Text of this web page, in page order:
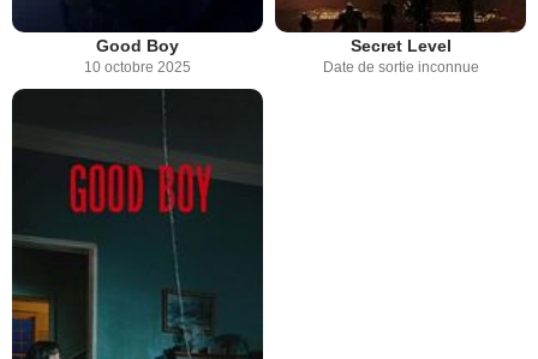
Good Boy
10 octobre 2025
Secret Level
Date de sortie inconnue